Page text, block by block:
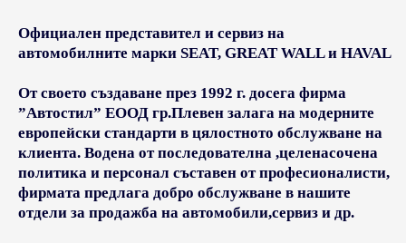
Официален представител и сервиз на
автомобилните марки SEAT, GREAT WALL и HAVAL
От своето създаване през 1992 г. досега фирма
”Автостил” ЕООД гр.Плевен залага на модерните
европейски стандарти в цялостното обслужване на
клиента. Водена от последователна ,целенасочена
политика и персонал съставен от професионалисти,
фирмата предлага добро обслужване в нашите
отдели за продажба на автомобили,сервиз и др.